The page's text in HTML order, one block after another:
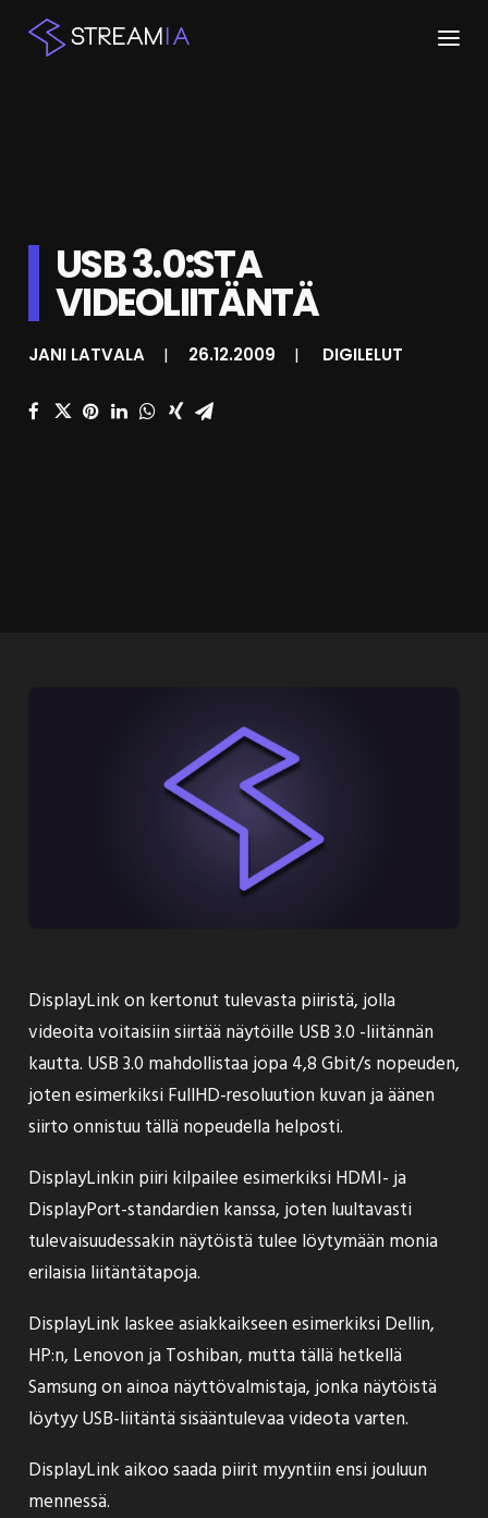
KESKUSTELU
SHOP
HAKU
USB 3.0:STA
VIDEOLIITÄNTÄ
JANI LATVALA | 26.12.2009 | DIGILELUT
DisplayLink on kertonut tulevasta piiristä, jolla
videoita voitaisiin siirtää näytöille USB 3.0 -liitännän
kautta. USB 3.0 mahdollistaa jopa 4,8 Gbit/s nopeuden,
joten esimerkiksi FullHD-resoluution kuvan ja äänen
siirto onnistuu tällä nopeudella helposti.
DisplayLinkin piiri kilpailee esimerkiksi HDMI- ja
DisplayPort-standardien kanssa, joten luultavasti
tulevaisuudessakin näytöistä tulee löytymään monia
erilaisia liitäntätapoja.
DisplayLink laskee asiakkaikseen esimerkiksi Dellin,
HP:n, Lenovon ja Toshiban, mutta tällä hetkellä
Samsung on ainoa näyttövalmistaja, jonka näytöistä
löytyy USB-liitäntä sisääntulevaa videota varten.
DisplayLink aikoo saada piirit myyntiin ensi jouluun
mennessä.